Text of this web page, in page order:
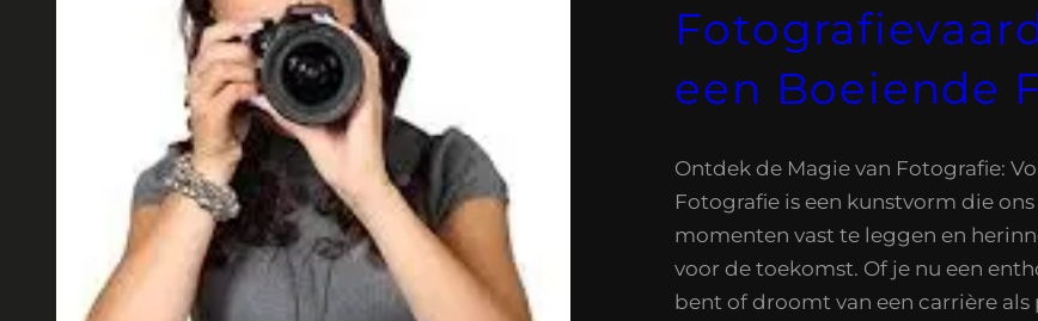
een Boeiende
Ontdek de Magie van Fotografie:
Fotografie is een kunstvorm die
momenten vast te leggen en
voor de toekomst. Of je nu een
bent of droomt van een carrière als